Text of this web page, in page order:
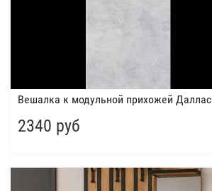
Вешалка к модульной прихожей Даллас
2340 руб